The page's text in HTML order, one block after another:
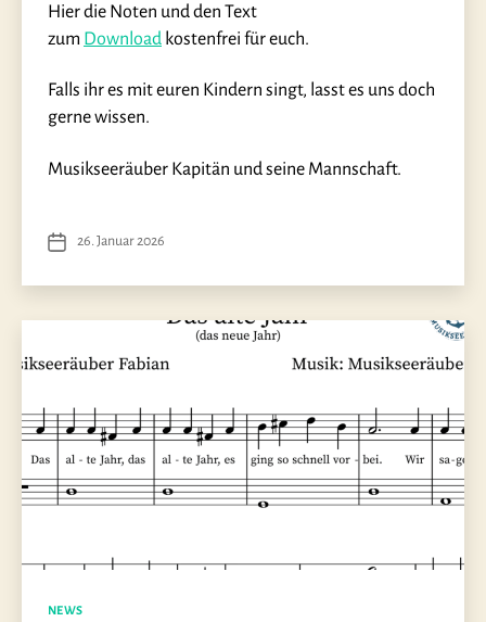
Hier die Noten und den Text
zum Download kostenfrei für euch.
Falls ihr es mit euren Kindern singt, lasst es uns doch
gerne wissen.
Musikseeräuber Kapitän und seine Mannschaft.
Veröffentlichungsdatum
26. Januar 2026
Kategorien
NEWS